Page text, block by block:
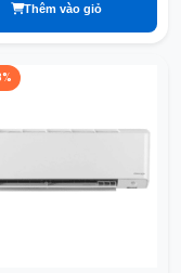
Thêm vào giỏ